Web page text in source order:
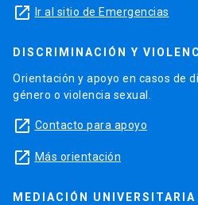
launch Ir al sitio de Emergencias
DISCRIMINACIÓN Y
Orientación y apoyo en casos de
género o violencia sexual.
launch Contacto para apoyo
launch Más orientación
MEDIACIÓN UNIVERSITARIA